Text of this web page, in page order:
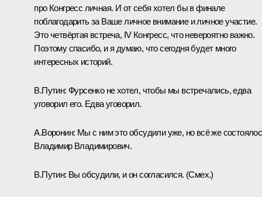
про Конгресс личная. И от себя хотел бы в финале
поблагодарить за Ваше личное внимание и личное участие.
Это четвёртая встреча, IV Конгресс, что невероятно важно.
Поэтому спасибо, и я думаю, что сегодня будет много
интересных историй.
В.Путин: Фурсенко не хотел, чтобы мы встречались, едва
уговорил его. Едва уговорил.
А.Воронин: Мы с ним это обсудили уже, но всё же
Владимир Владимирович.
В.Путин: Вы обсудили, и он согласился. (Смех.)